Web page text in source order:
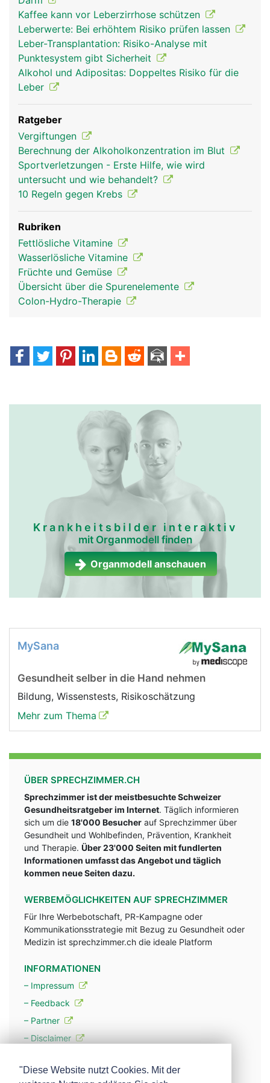
leber frau
Kaffee kann vor Leberzirrhose schützen
Leberwerte: Bei erhöhtem Risiko prüfen lassen
Leber-Transplantation: Risiko-Analyse mit
Punktesystem gibt Sicherheit
Alkohol und Adipositas: Doppeltes Risiko für die
Leber
Ratgeber
Vergiftungen
Berechnung der Alkoholkonzentration im Blut
Sportverletzungen - Erste Hilfe, wie wird
untersucht und wie behandelt?
10 Regeln gegen Krebs
Rubriken
Fettlösliche Vitamine
Wasserlösliche Vitamine
Früchte und Gemüse
Übersicht über die Spurenelemente
Colon-Hydro-Therapie
Krankheitsbilder interaktiv
mit Organmodell finden
Organmodell anschauen
MySana
Gesundheit selber in die Hand nehmen
Bildung, Wissenstests, Risikoschätzung
Mehr zum Thema
ÜBER SPRECHZIMMER.CH
Sprechzimmer ist der meistbesuchte Schweizer
Gesundheitsratgeber im Internet. Täglich informieren
sich um die 18'000 Besucher auf Sprechzimmer über
Gesundheit und Wohlbefinden, Prävention, Krankheit
und Therapie. Über 23'000 Seiten mit fundlerten
Informationen umfasst das Angebot und täglich
kommen neue Seiten dazu.
WERBEMÖGLICHKEITEN AUF SPRECHZIMMER
Für Ihre Werbebotschaft, PR-Kampagne oder
Kommunikationsstrategie mit Bezug zu Gesundheit oder
Medizin ist sprechzimmer.ch die ideale Platform
INFORMATIONEN
– Impressum
– Feedback
– Partner
– Disclaimer
"Diese Website nutzt Cookies. Mit der